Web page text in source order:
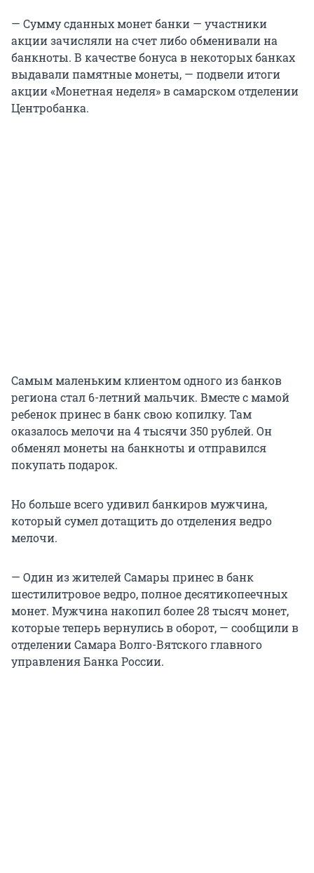
— Сумму сданных монет банки — участники
акции зачисляли на счет либо обменивали на
банкноты. В качестве бонуса в некоторых банках
выдавали памятные монеты, — подвели итоги
акции «Монетная неделя» в самарском отделении
Центробанка.
Самым маленьким клиентом одного из банков
региона стал 6-летний мальчик. Вместе с мамой
ребенок принес в банк свою копилку. Там
оказалось мелочи на 4 тысячи 350 рублей. Он
обменял монеты на банкноты и отправился
покупать подарок.
Но больше всего удивил банкиров мужчина,
который сумел дотащить до отделения ведро
мелочи.
— Один из жителей Самары принес в банк
шестилитровое ведро, полное десятикопеечных
монет. Мужчина накопил более 28 тысяч монет,
которые теперь вернулись в оборот, — сообщили в
отделении Самара Волго-Вятского главного
управления Банка России.